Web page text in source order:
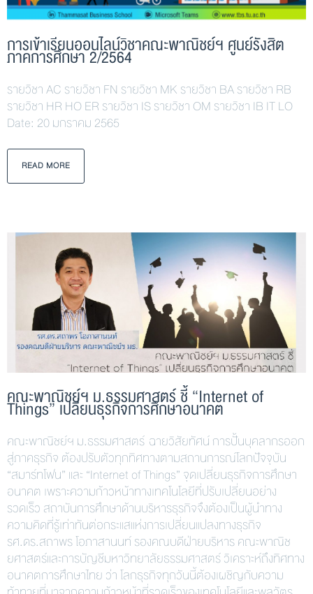
การเข้าเรียนออนไลน์วิชาคณะพาณิชย์ฯ ศูนย์รังสิต
ภาคการศึกษา 2/2564
รายวิชา AC รายวิชา FN รายวิชา MK รายวิชา BA รายวิชา RB
รายวิชา HR HO ER รายวิชา IS รายวิชา OM รายวิชา IB IT LO
Date: 20 มกราคม 2565
READ MORE
คณะพาณิชย์ฯ ม.ธรรมศาสตร์ ชี้ “Internet of
Things” เปลี่ยนธุรกิจการศึกษาอนาคต
คณะพาณิชย์ฯ ม.ธรรมศาสตร์ ฉายวิสัยทัศน์ การปั้นบุคลากรออก
สู่ภาคธุรกิจ ต้องปรับตัวทุกทิศทางตามสถานการณ์โลกปัจจุบัน
“สมาร์ทโฟน” และ “Internet of Things” จุดเปลี่ยนธุรกิจการศึกษา
อนาคต เพราะความก้าวหน้าทางเทคโนโลยีที่ปรับเปลี่ยนอย่าง
รวดเร็ว สถาบันการศึกษาด้านบริหารธุรกิจจึงต้องเป็นผู้นำทาง
ความคิดที่รู้เท่าทันต่อกระแสแห่งการเปลี่ยนแปลงทางธุรกิจ
รศ.ดร.สถาพร โอภาสานนท์ รองคณบดีฝ่ายบริหาร คณะพาณิช
ยศาสตร์และการบัญชีมหาวิทยาลัยธรรมศาสตร์ วิเคราะห์ถึงทิศทาง
อนาคตการศึกษาไทย ว่า โลกธุรกิจทุกวันนี้ต้องเผชิญกับความ